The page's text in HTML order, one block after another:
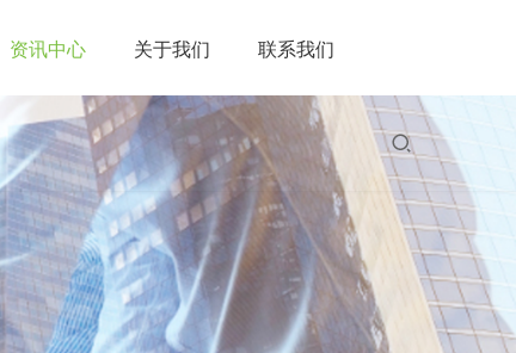
资讯中心 关于我们 联系我们